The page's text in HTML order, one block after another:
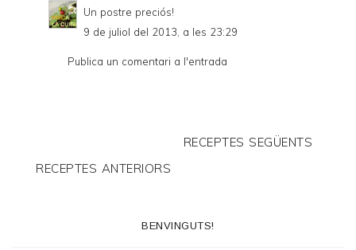
Un postre preciós!
9 de juliol del 2013, a les 23:29
Publica un comentari a l'entrada
RECEPTES SEGÜENTS
RECEPTES ANTERIORS
BENVINGUTS!